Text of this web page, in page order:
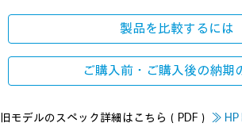
製品を比較するには
ご購入前・ご購入後の納期
旧モデルのスペック詳細はこちら（PDF） ≫ HP